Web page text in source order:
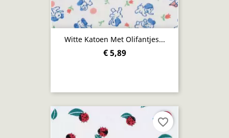
Witte Katoen Met Olifantjes...
€ 5,89
favorite_border